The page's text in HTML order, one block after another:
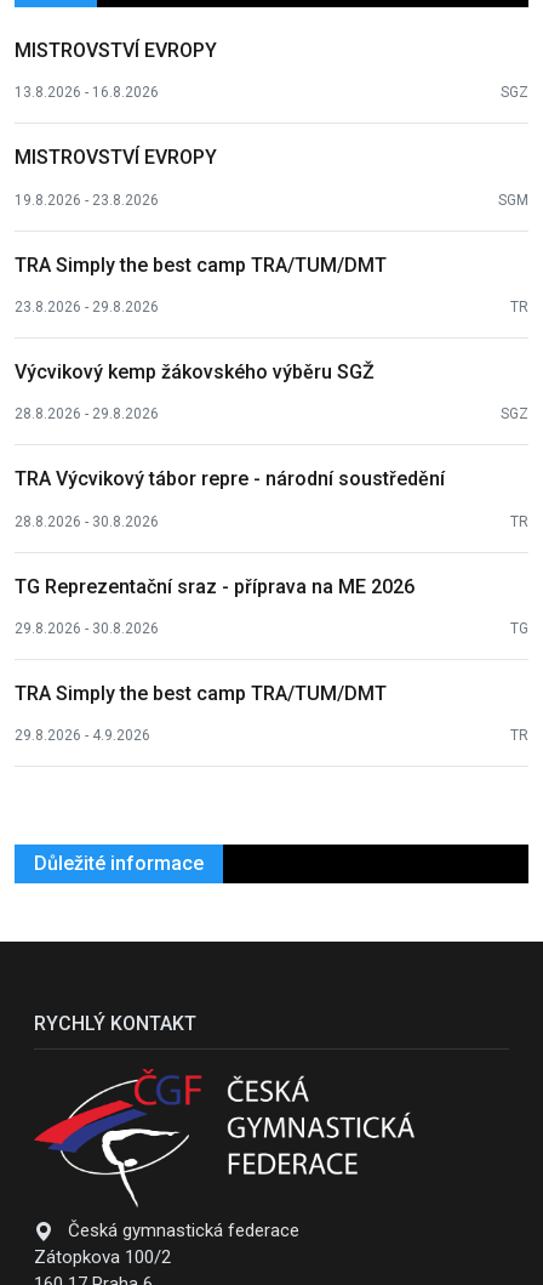
MISTROVSTVÍ EVROPY
13.8.2026 - 16.8.2026 SGZ
MISTROVSTVÍ EVROPY
19.8.2026 - 23.8.2026 SGM
TRA Simply the best camp TRA/TUM/DMT
23.8.2026 - 29.8.2026 TR
Výcvikový kemp žákovského výběru SGŽ
28.8.2026 - 29.8.2026 SGZ
TRA Výcvikový tábor repre - národní soustředění
28.8.2026 - 30.8.2026 TR
TG Reprezentační sraz - příprava na ME 2026
29.8.2026 - 30.8.2026 TG
TRA Simply the best camp TRA/TUM/DMT
29.8.2026 - 4.9.2026 TR
Důležité informace
RYCHLÝ KONTAKT
Česká gymnastická federace
Zátopkova 100/2